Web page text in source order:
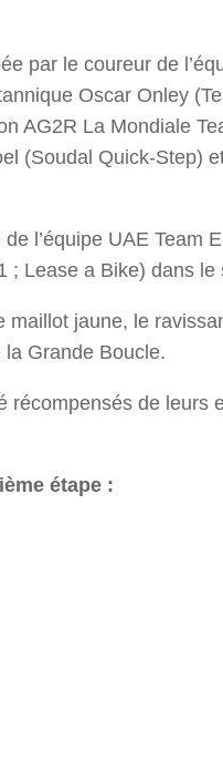
par le coureur de
Oscar Onley
AG2R La Mondiale
(Soudal Quick-Step)
l’équipe UAE Team
; Lease a Bike) dans le
jaune, le
Grande Boucle.
récompensés de leurs
étape :